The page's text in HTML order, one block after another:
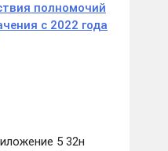
полномочий
с 2022 года
5 32н